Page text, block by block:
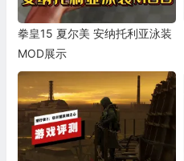
拳皇15 夏尔美 安纳托利亚泳装
MOD展示